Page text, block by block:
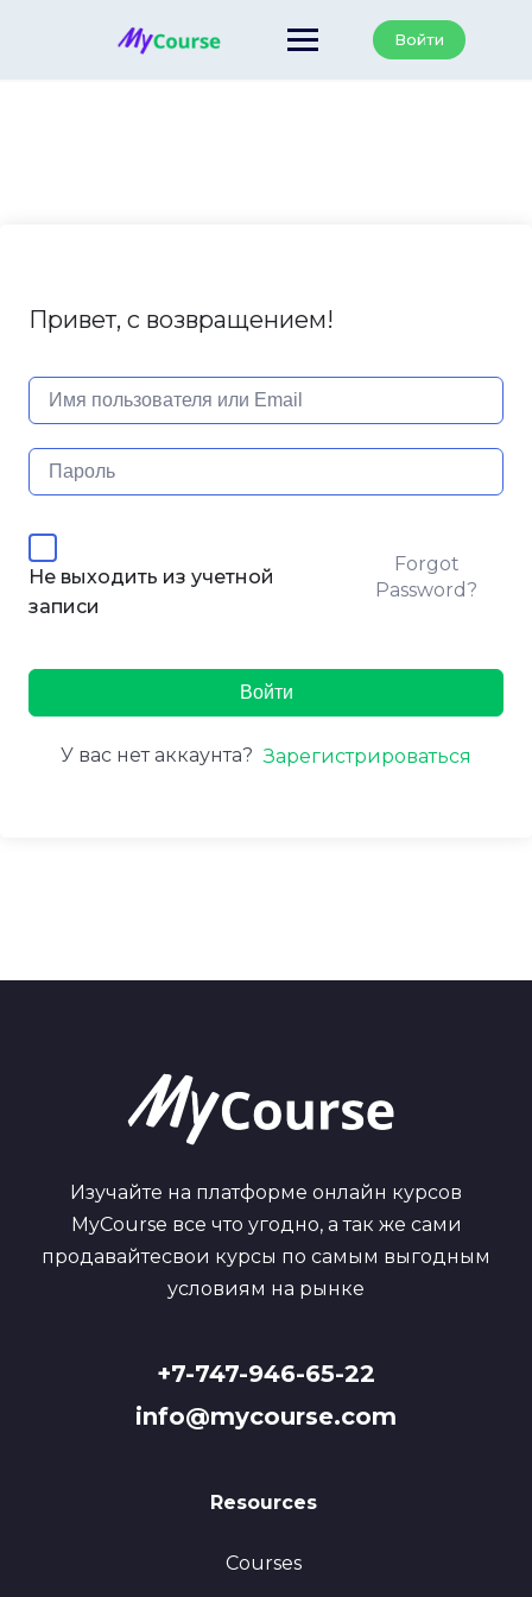
Войти
Привет, с возвращением!
Не выходить из учетной
записи
Forgot
Password?
Войти
У вас нет аккаунта? Зарегистрироваться
Изучайте на платформе онлайн курсов
MyCourse все что угодно, а так же сами
продавайтесвои курсы по самым выгодным
условиям на рынке
+7-747-946-65-22
info@mycourse.com
Resources
Courses